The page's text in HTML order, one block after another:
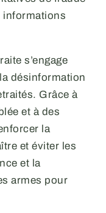
informations
s’engage
désinformation
Grâce à
et à des
la
et éviter les
et la
armes pour